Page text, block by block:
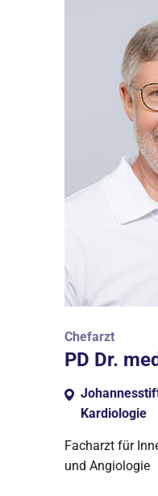
Chefarzt
PD Dr.
Kardiologie
Facharzt für
und Angiologie